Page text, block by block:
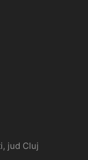
jud Cluj